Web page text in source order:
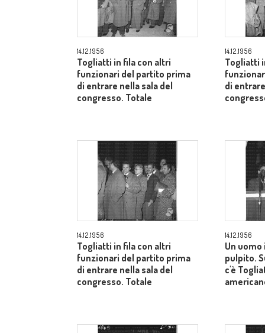
14.12.1956
Togliatti in fila con altri
funzionari del partito prima
di entrare nella sala del
congresso. Totale
14.12.1956
Togliatti
di
14.12.1956
Togliatti in fila con altri
funzionari del partito prima
di entrare nella sala del
congresso. Totale
14.12.1956
Un
pulpito.
c'è